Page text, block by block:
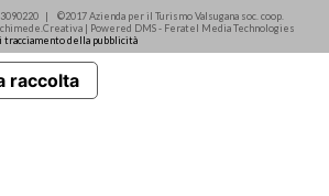
| ©2017 Azienda per il Turismo Valsugana soc. coop.
| Powered DMS - Feratel Media Technologies
della pubblicità
raccolta